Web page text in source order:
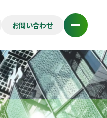
お問い合わせ